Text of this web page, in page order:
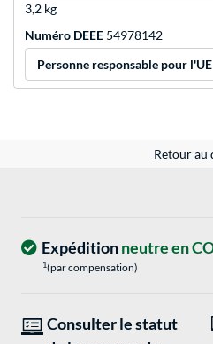
3,2 kg
Numéro DEEE 54978142
Personne responsable pour l'UE
Retour au
Expéditionneutre en
1(par compensation)
Consulter le statut